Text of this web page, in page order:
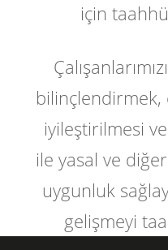
için
bilinçlendirmek,
iyileştirilmesi
ile yasal ve
uygunluk
gelişmeyi